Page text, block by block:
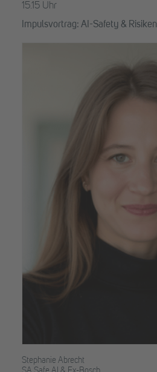
15.15 Uhr
Impulsvortrag: AI-Safety & Risiken
Stephanie Abrecht